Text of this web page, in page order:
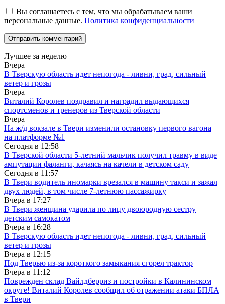
Вы соглашаетесь с тем, что мы обрабатываем ваши
персональные данные. Политика конфиденциальности
Лучшее за неделю
Вчера
В Тверскую область идет непогода - ливни, град, сильный
ветер и грозы
Вчера
Виталий Королев поздравил и наградил выдающихся
спортсменов и тренеров из Тверской области
Вчера
На ж/д вокзале в Твери изменили остановку первого вагона
на платформе №1
Сегодня в 12:58
В Тверской области 5-летний мальчик получил травму в виде
ампутации фаланги, качаясь на качели в детском саду
Сегодня в 11:57
В Твери водитель иномарки врезался в машину такси и зажал
двух людей, в том числе 7-летнюю пассажирку
Вчера в 17:27
В Твери женщина ударила по лицу двоюродную сестру
детским самокатом
Вчера в 16:28
В Тверскую область идет непогода - ливни, град, сильный
ветер и грозы
Вчера в 12:15
Под Тверью из-за короткого замыкания сгорел трактор
Вчера в 11:12
Поврежден склад Вайлдберриз и постройки в Калининском
округе! Виталий Королев сообщил об отражении атаки БПЛА
в Твери